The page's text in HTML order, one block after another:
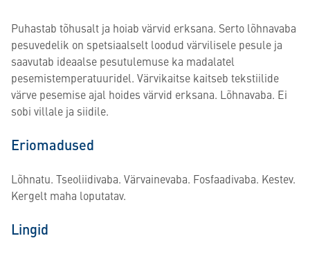
Puhastab tõhusalt ja hoiab värvid erksana. Serto lõhnavaba
pesuvedelik on spetsiaalselt loodud värvilisele pesule ja
saavutab ideaalse pesutulemuse ka madalatel
pesemistemperatuuridel. Värvikaitse kaitseb tekstiilide
värve pesemise ajal hoides värvid erksana. Lõhnavaba. Ei
sobi villale ja siidile.
Eriomadused
Lõhnatu. Tseoliidivaba. Värvainevaba. Fosfaadivaba. Kestev.
Kergelt maha loputatav.
Lingid